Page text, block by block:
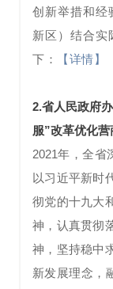
创新举措和经
新区）结合实
下：
【详情】
2.省人民政府
服”改革优化
2021年，全省
以习近平新时
彻党的十九大
神，认真贯彻
神，坚持稳中
新发展理念，